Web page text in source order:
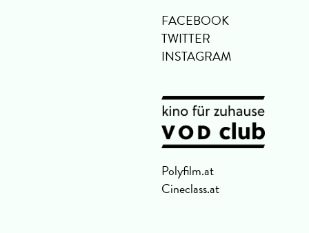
FACEBOOK
TWITTER
INSTAGRAM
Polyfilm.at
Cineclass.at